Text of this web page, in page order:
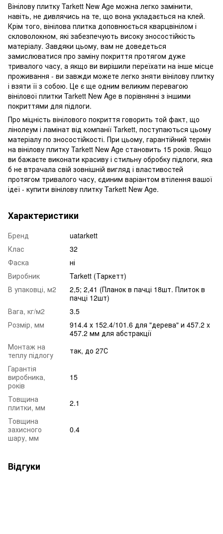
Вінілову плитку Tarkett New Age можна легко замінити,
навіть, не дивлячись на те, що вона укладається на клей.
Крім того, вінілова плитка доповнюється кварцвінілом і
скловолокном, які забезпечують високу зносостійкість
матеріалу. Завдяки цьому, вам не доведеться
замислюватися про заміну покриття протягом дуже
тривалого часу, а якщо ви вирішили переїхати на інше місце
проживання - ви завжди можете легко зняти вінілову плитку
і взяти її з собою. Це є ще одним великим перевагою
вінілової плитки Tarkett New Age в порівнянні з іншими
покриттями для підлоги.
Про міцність вінілового покриття говорить той факт, що
лінолеум і ламінат від компанії Tarkett, поступаються цьому
матеріалу по зносостійкості. При цьому, гарантійний термін
на вінілову плитку Tarkett New Age становить 15 років. Якщо
ви бажаєте виконати красиву і стильну обробку підлоги, яка
б не втрачала свій зовнішній вигляд і властивостей
протягом тривалого часу, єдиним варіантом втілення вашої
ідеї - купити вінілову плитку Tarkett New Age.
Характеристики
Бренд
uatarkett
Клас
32
Фаска
ні
Виробник
Tarkett (Таркетт)
В упаковці, м2
2,5; 2,41 (Планок в пачці 18шт. Плиток в
пачці 12шт)
Вага, кг/м2
3.5
Розмір, мм
914.4 х 152.4/101.6 для "дерева" и 457.2 x
457.2 мм для абстракції
Монтаж на
теплу підлогу
так, до 27С
Гарантія
виробника,
років
15
Товщина
плитки, мм
2.1
Товщина
захисного
шару, мм
0.4
Відгуки